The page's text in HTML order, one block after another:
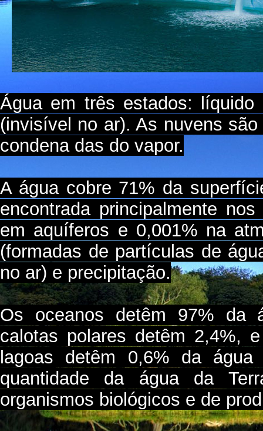
Água em três estados:
(invisível no ar). As nuvens
condena das do vapor.
A água cobre 71% da
encontrada principalmente
em aquíferos e 0,001% na
(formadas de partículas de
no ar) e precipitação.
Os oceanos detêm 97% da
calotas polares detêm 2,4%,
lagoas detêm 0,6% da
quantidade da água da
organismos biológicos e de